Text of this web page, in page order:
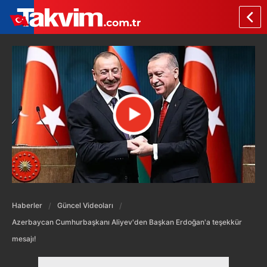
Haberler
Güncel Videoları
Azerbaycan Cumhurbaşkanı Aliyev'den Başkan Erdoğan'a teşekkür
mesajı!